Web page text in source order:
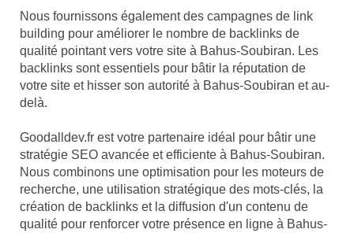
Nous fournissons également des campagnes de link
building pour améliorer le nombre de backlinks de
qualité pointant vers votre site à Bahus-Soubiran. Les
backlinks sont essentiels pour bâtir la réputation de
votre site et hisser son autorité à Bahus-Soubiran et au-
delà.
Goodalldev.fr est votre partenaire idéal pour bâtir une
stratégie SEO avancée et efficiente à Bahus-Soubiran.
Nous combinons une optimisation pour les moteurs de
recherche, une utilisation stratégique des mots-clés, la
création de backlinks et la diffusion d'un contenu de
qualité pour renforcer votre présence en ligne à Bahus-